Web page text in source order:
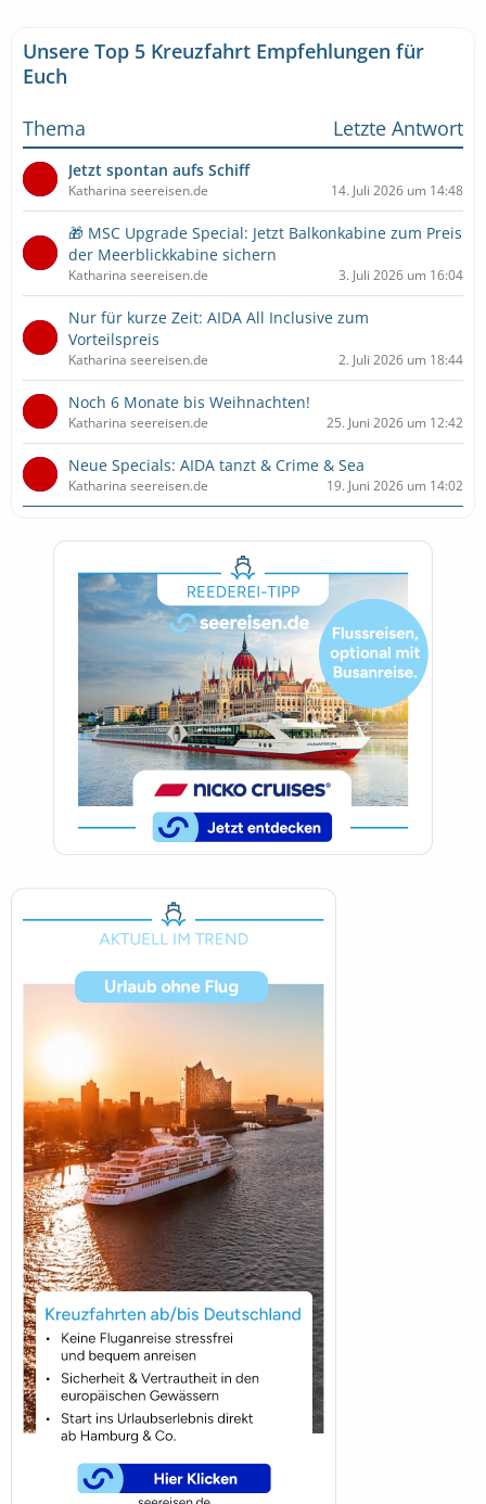
Unsere Top 5 Kreuzfahrt Empfehlungen für
Euch
Thema
Letzte Antwort
Jetzt spontan aufs Schiff
Katharina seereisen.de 14. Juli 2026 um 14:48
🎁 MSC Upgrade Special: Jetzt Balkonkabine zum Preis
der Meerblickkabine sichern
Katharina seereisen.de 3. Juli 2026 um 16:04
Nur für kurze Zeit: AIDA All Inclusive zum
Vorteilspreis
Katharina seereisen.de 2. Juli 2026 um 18:44
Noch 6 Monate bis Weihnachten!
Katharina seereisen.de 25. Juni 2026 um 12:42
Neue Specials: AIDA tanzt & Crime & Sea
Katharina seereisen.de 19. Juni 2026 um 14:02